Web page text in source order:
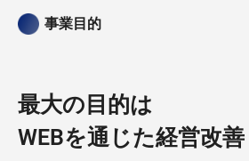
事業目的
最大の目的は
WEBを通じた経営改善